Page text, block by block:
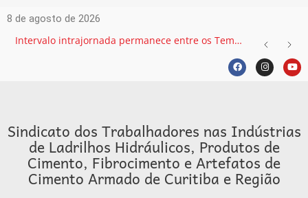
8 de agosto de 2026
Intervalo intrajornada permanece entre os Temas mais recorrentes na Justiça do Trabalho e exige atenção das empresas
Sindicato dos Trabalhadores nas Indústrias
de Ladrilhos Hidráulicos, Produtos de
Cimento, Fibrocimento e Artefatos de
Cimento Armado de Curitiba e Região